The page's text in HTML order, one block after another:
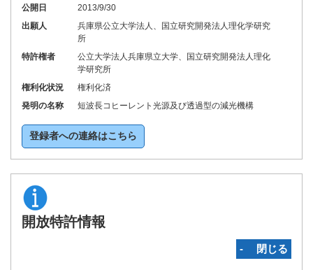
公開日
2013/9/30
出願人
兵庫県公立大学法人、国立研究開発法人理化学研究
所
特許権者
公立大学法人兵庫県立大学、国立研究開発法人理化
学研究所
権利化状況
権利化済
発明の名称
短波長コヒーレント光源及び透過型の減光機構
登録者への連絡はこちら
開放特許情報
‐ 閉じる